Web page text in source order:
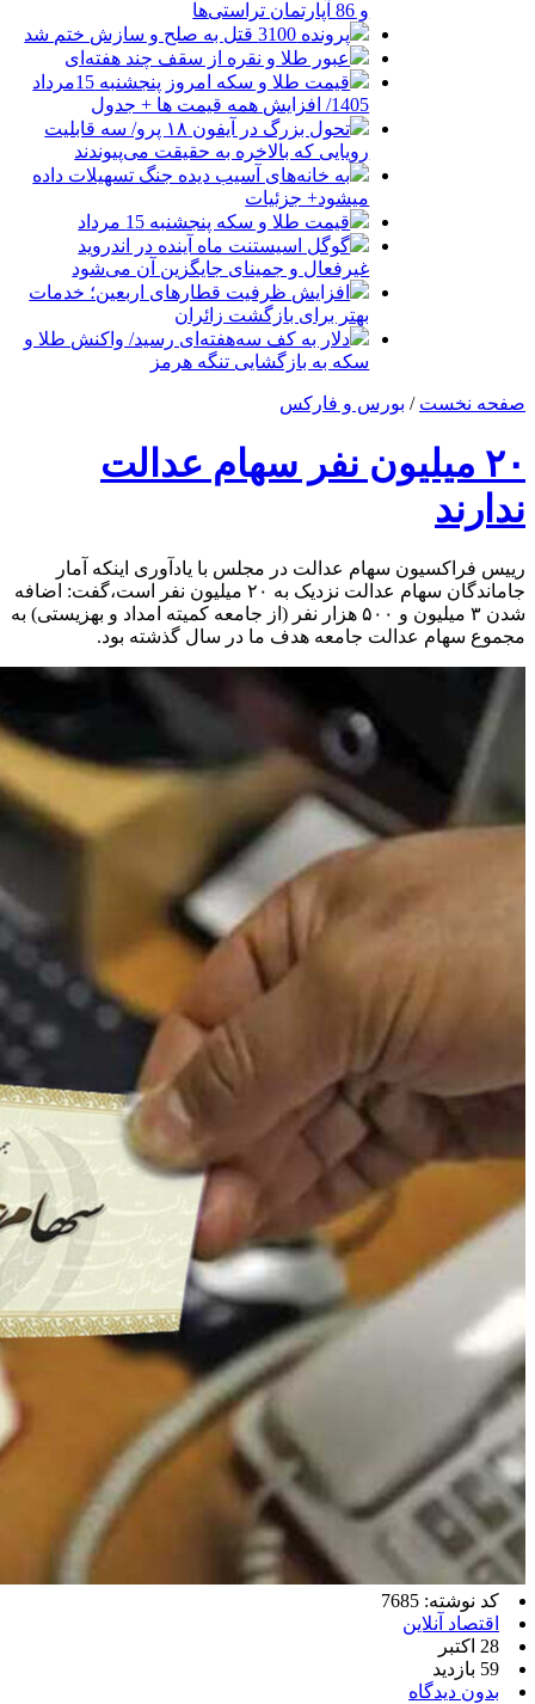
و 86 آپارتمان تراستی‌ها
پرونده 3100 قتل به صلح و سازش ختم شد
عبور طلا و نقره از سقف چند هفته‌ای
قیمت طلا و سکه امروز پنجشنبه 15مرداد
1405/ افزایش همه قیمت ها + جدول
تحول بزرگ در آیفون ۱۸ پرو/ سه قابلیت
رویایی که بالاخره به حقیقت می‌پیوندند
به خانه‌های آسیب دیده جنگ تسهیلات داده
میشود+ جزئیات
قیمت طلا و سکه پنجشنبه 15 مرداد
گوگل اسیستنت ماه آینده در اندروید
غیرفعال و جمینای جایگزین آن می‌شود
افزایش ظرفیت قطارهای اربعین؛ خدمات
بهتر برای بازگشت زائران
دلار به کف سه‌هفته‌ای رسید/ واکنش طلا و
سکه به بازگشایی تنگه هرمز
صفحه نخست / بورس و فارکس
۲۰ میلیون نفر سهام عدالت
ندارند
رییس فراکسیون سهام عدالت در مجلس با یادآوری اینکه آمار
جاماندگان سهام عدالت نزدیک به ۲۰ میلیون نفر است،گفت: اضافه
شدن ۳ میلیون و ۵۰۰ هزار نفر (از جامعه کمیته امداد و بهزیستی) به
مجموع سهام عدالت جامعه هدف ما در سال گذشته بود.
کد نوشته: 7685
اقتصاد آنلاین
28 اکتبر
59 بازدید
بدون دیدگاه